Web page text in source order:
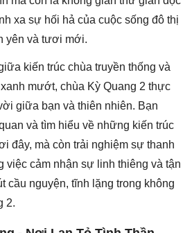
xa sự hối hả của cuộc sống đô thị
yên và tươi mới.
kiến trúc chùa truyền thống và
mướt, chùa Kỳ Quang 2 thực
giữa bạn và thiên nhiên. Bạn
và tìm hiểu về những kiến trúc
đây, mà còn trải nghiệm sự thanh
việc cảm nhận sự linh thiêng và tận
cầu nguyện, tĩnh lặng trong không
2.